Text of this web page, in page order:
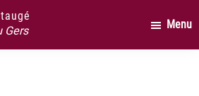
Gers
Menu